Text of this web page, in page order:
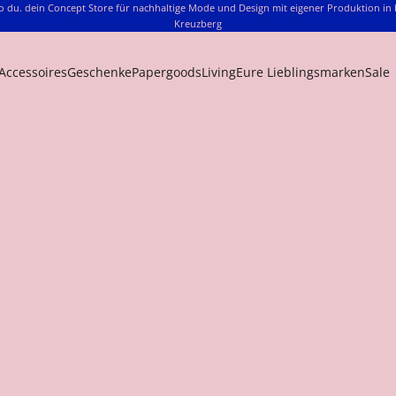
du. dein Concept Store für nachhaltige Mode und Design mit eigener Produktion in
Kreuzberg
GeschenkePapergoodsLivingEure LieblingsmarkenSale